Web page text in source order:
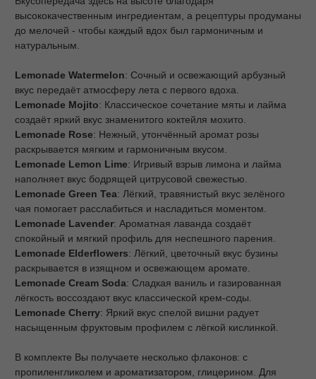
высококачественным ингредиентам, а рецептуры продуманы
до мелочей - чтобы каждый вдох был гармоничным и
натуральным.
Lemonade Watermelon: Сочный и освежающий арбузный
вкус передаёт атмосферу лета с первого вдоха.
Lemonade Mojito: Классическое сочетание мяты и лайма
создаёт яркий вкус знаменитого коктейля мохито.
Lemonade Rose: Нежный, утончённый аромат розы
раскрывается мягким и гармоничным вкусом.
Lemonade Lemon Lime: Игривый взрыв лимона и лайма
наполняет вкус бодрящей цитрусовой свежестью.
Lemonade Green Tea: Лёгкий, травянистый вкус зелёного
чая помогает расслабиться и насладиться моментом.
Lemonade Lavender: Ароматная лаванда создаёт
спокойный и мягкий профиль для неспешного парения.
Lemonade Elderflowers: Лёгкий, цветочный вкус бузины
раскрывается в изящном и освежающем аромате.
Lemonade Cream Soda: Сладкая ваниль и газированная
лёгкость воссоздают вкус классической крем-соды.
Lemonade Cherry: Яркий вкус спелой вишни радует
насыщенным фруктовым профилем с лёгкой кислинкой.
В комплекте Вы получаете несколько флаконов: с
пропиленгликолем и ароматизатором, глицерином. Для